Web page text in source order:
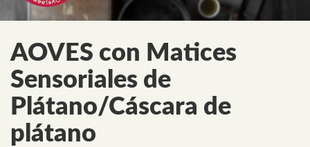
AOVES con Matices
Sensoriales de
Plátano/Cáscara de
plátano